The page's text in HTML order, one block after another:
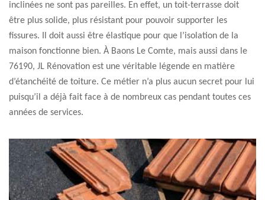
inclinées ne sont pas pareilles. En effet, un toit-terrasse doit
être plus solide, plus résistant pour pouvoir supporter les
fissures. Il doit aussi être élastique pour que l’isolation de la
maison fonctionne bien. À Baons Le Comte, mais aussi dans le
76190, JL Rénovation est une véritable légende en matière
d’étanchéité de toiture. Ce métier n’a plus aucun secret pour lui
puisqu’il a déjà fait face à de nombreux cas pendant toutes ces
années de services.